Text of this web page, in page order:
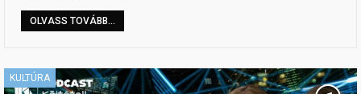
OLVASS TOVÁBB...
KULTÚRA